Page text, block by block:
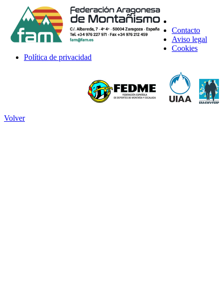
Contacto
Aviso legal
Cookies
Política de privacidad
Volver